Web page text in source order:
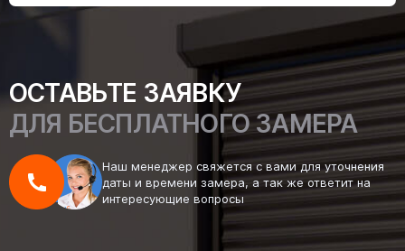
ОСТАВЬТЕ ЗАЯВКУ
ДЛЯ БЕСПЛАТНОГО ЗАМЕРА
Наш менеджер свяжется с вами для уточнения
даты и времени замера, а так же ответит на
интересующие вопросы